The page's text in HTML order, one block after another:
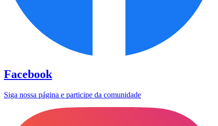
Facebook
Siga nossa página e participe da comunidade